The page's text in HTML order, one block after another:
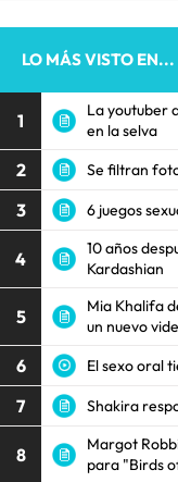
LO MÁS VISTO EN...
1
La youtuber
en la selva
2 Se filtran
3 6 juegos
4
10 años
Kardashian
5
Mia Khalifa
un nuevo
6 El sexo oral
7 Shakira
8
Margot
para "Birds